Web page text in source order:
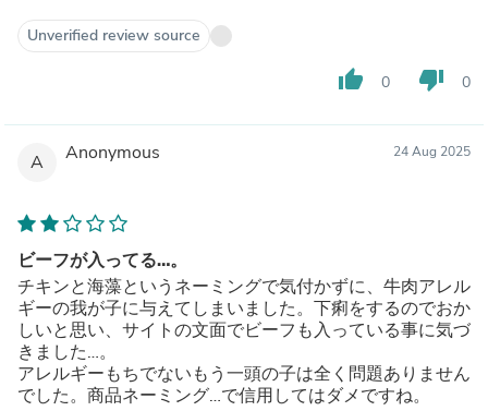
Unverified review source
thumb_up 0 thumb_down 0
A Anonymous 24 Aug 2025
ビーフが入ってる…。
チキンと海藻というネーミングで気付かずに、牛肉アレル
ギーの我が子に与えてしまいました。下痢をするのでおか
しいと思い、サイトの文面でビーフも入っている事に気づ
きました…。
アレルギーもちでないもう一頭の子は全く問題ありません
でした。商品ネーミング…で信用してはダメですね。